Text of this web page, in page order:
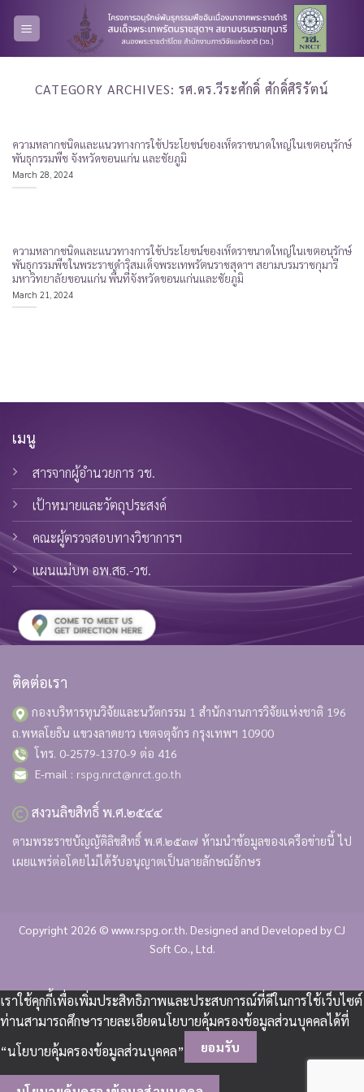
CATEGORY ARCHIVES: รศ.ดร.วีระศักดิ์ ศักดิ์ศิริรัตน์
ความหลากชนิดและแนวทางการใช้ประโยชน์ของเห็ดราขนาดใหญ่ในเขตอนุรักษ์
พันธุกรรมพืช จังหวัดขอนแก่น และชัยภูมิ
March 28, 2024
ความหลากชนิดและแนวทางการใช้ประโยชน์ของเห็ดราขนาดใหญ่ในเขตอนุรักษ์
พันธุกรรมพืชในพระราชดำริสมเด็จพระเทพรัตนราชสุดาฯ สยามบรมราชกุมารี
มหาวิทยาลัยขอนแก่น พื้นที่จังหวัดขอนแก่นและชัยภูมิ
March 21, 2024
เมนู
สารจากผู้อำนวยการ วช.
เป้าหมายและวัตถุประสงค์
คณะผู้ตรวจสอบทางวิชาการฯ
แผนแม่บท อพ.สธ.-วช.
ติดต่อเรา
กองบริหารทุนวิจัยและนวัตกรรม 1 สำนักงานการวิจัยแห่งชาติ 196
ถ.พหลโยธิน แขวงลาดยาว เขตจตุจักร กรุงเทพฯ 10900
โทร. 0-2579-1370-9 ต่อ 416
E-mail : rspg.nrct@nrct.go.th
สงวนลิขสิทธิ์ พ.ศ.๒๕๔๔
ตามพระราชบัญญัติลิขสิทธิ์ พ.ศ.๒๕๓๗ ห้ามนำข้อมูลของเครือข่ายนี้ ไป
เผยแพร่ต่อโดยไม่ได้รับอนุญาตเป็นลายลักษณ์อักษร
Copyright 2026 © www.rspg.or.th. Designed and Developed by CJ
Soft Co., Ltd.
เราใช้คุกกี้เพื่อเพิ่มประสิทธิภาพและประสบการณ์ที่ดีในการใช้เว็บไซต์
ท่านสามารถศึกษารายละเอียดนโยบายคุ้มครองข้อมูลส่วนบุคคลได้ที่
“นโยบายคุ้มครองข้อมูลส่วนบุคคล”
ยอมรับ